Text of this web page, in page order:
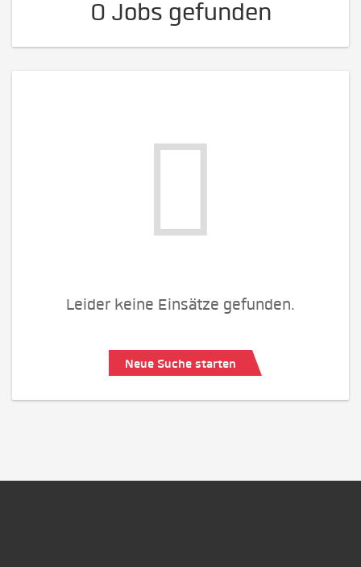
0 Jobs gefunden
Leider keine Einsätze gefunden.
Neue Suche starten